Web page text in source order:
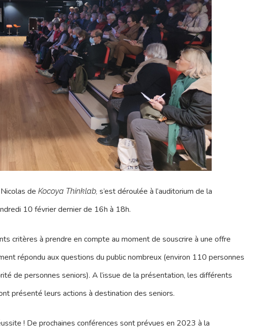
de Kocoya Thinklab, s’est déroulée à l’auditorium de la
10 février dernier de 16h à 18h.
critères à prendre en compte au moment de souscrire à une offre
répondu aux questions du public nombreux (environ 110 personnes
de personnes seniors). A l’issue de la présentation, les différents
présenté leurs actions à destination des seniors.
! De prochaines conférences sont prévues en 2023 à la